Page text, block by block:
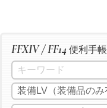
FFXIV / FF14 便利手帳